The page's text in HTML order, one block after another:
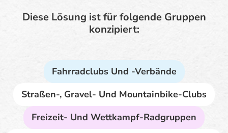
Diese Lösung ist für folgende Gruppen
konzipiert:
Fahrradclubs Und -verbände
Straßen-, Gravel- Und Mountainbike-Clubs
Freizeit- Und Wettkampf-Radgruppen